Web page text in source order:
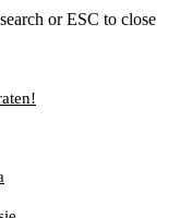
or ESC to close